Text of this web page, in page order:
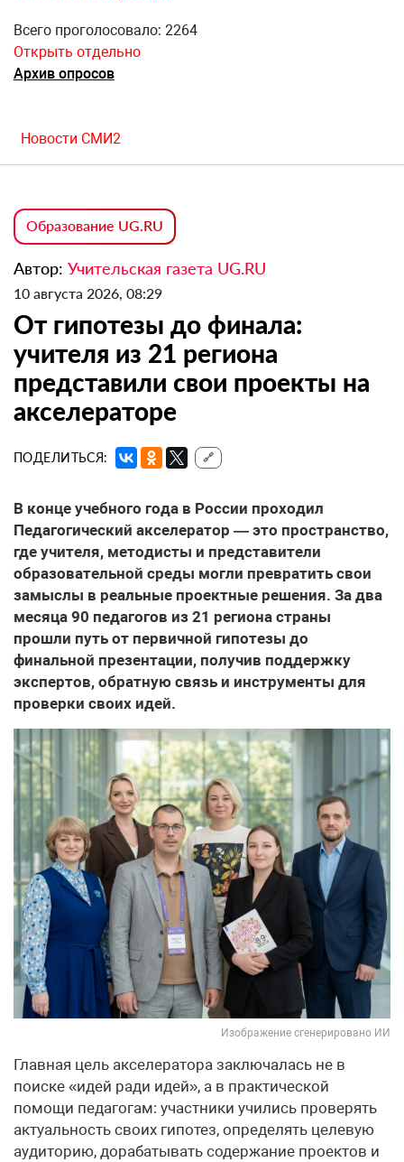
Всего проголосовало: 2264
Открыть отдельно
Архив опросов
Новости СМИ2
Образование UG.RU
Автор: Учительская газета UG.RU
10 августа 2026, 08:29
От гипотезы до финала:
учителя из 21 региона
представили свои проекты на
акселераторе
ПОДЕЛИТЬСЯ: 🔗
В конце учебного года в России проходил
Педагогический акселератор — это пространство,
где учителя, методисты и представители
образовательной среды могли превратить свои
замыслы в реальные проектные решения. За два
месяца 90 педагогов из 21 региона страны
прошли путь от первичной гипотезы до
финальной презентации, получив поддержку
экспертов, обратную связь и инструменты для
проверки своих идей.
Изображение сгенерировано ИИ
Главная цель акселератора заключалась не в
поиске «идей ради идей», а в практической
помощи педагогам: участники учились проверять
актуальность своих гипотез, определять целевую
аудиторию, дорабатывать содержание проектов и